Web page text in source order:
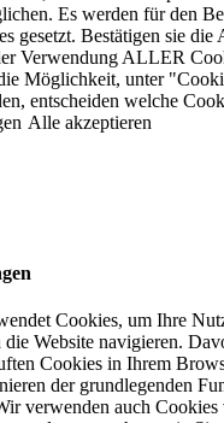
Es werden für den
gesetzt. Bestätigen sie
Verwendung ALLER
Möglichkeit, unter
entscheiden welche
Alle akzeptieren
Cookies, um Ihre
Website navigieren.
Cookies in Ihrem
der grundlegenden
verwenden auch